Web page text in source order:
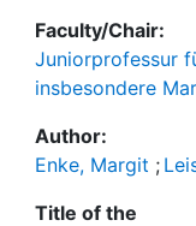
Faculty/Chair:
Juniorprofessur
insbesondere
Author:
Enke, Margit ;
Title of the